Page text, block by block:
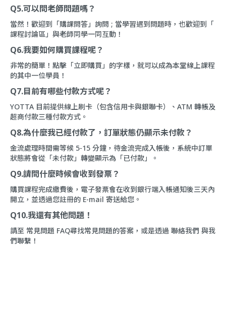
Q5.可以問老師問題嗎？
當然！歡迎到 「購課問答」 詢問 ; 當學習遇到問題時，也歡迎到「
課程討論區」與老師同學一同互動！
Q6.我要如何購買課程呢？
非常的簡單！點擊「立即購買」的字樣，就可以成為本堂線上課程
的其中一位學員！
Q7.目前有哪些付款方式呢？
YOTTA 目前提供線上刷卡（包含信用卡與銀聯卡）、ATM 轉帳及
超商付款三種付款方式。
Q8.為什麼我已經付款了，訂單狀態仍顯示未付款？
金流處理時間需等候 5-15 分鐘，待金流完成入帳後，系統中訂單
狀態將會從「未付款」轉變顯示為「已付款」。
Q9.請問什麼時候會收到發票？
購買課程完成繳費後，電子發票會在收到銀行端入帳通知後三天內
開立，並透過您註冊的 E-mail 寄送給您。
Q10.我還有其他問題！
請至 常見問題 FAQ尋找常見問題的答案，或是透過 聯絡我們 與我
們聯繫！